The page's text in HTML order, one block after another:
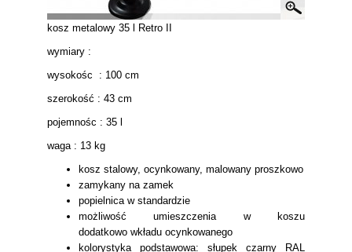
kosz metalowy 35 l Retro II
wymiary :
wysokośc : 100 cm
szerokość : 43 cm
pojemnośc : 35 l
waga : 13 kg
kosz stalowy, ocynkowany, malowany proszkowo
zamykany na zamek
popielnica w standardzie
możliwość umieszczenia w koszu
dodatkowo wkładu ocynkowanego
kolorystyka podstawowa: słupek czarny RAL